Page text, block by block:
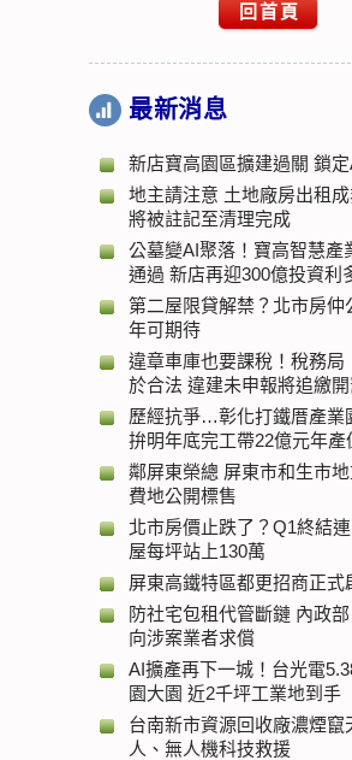
回首頁
最新消息
新店寶高園區擴建過關 鎖
地主請注意 土地廠房出租
將被註記至清理完成
公墓變AI聚落！寶高智慧產
通過 新店再迎300億投資利
第二屋限貸解禁？北市房仲
年可期待
違章車庫也要課稅！稅務局
於合法 違建未申報將追繳開
歷經抗爭…彰化打鐵厝產業
拚明年底完工帶22億元年產
鄰屏東榮總 屏東市和生市
費地公開標售
北市房價止跌了？Q1終結
屋每坪站上130萬
屏東高鐵特區都更招商正式
防社宅包租代管斷鏈 內政
向涉案業者求償
AI擴產再下一城！台光電
園大園 近2千坪工業地到手
台南新市資源回收廠濃煙竄
人、無人機科技救援